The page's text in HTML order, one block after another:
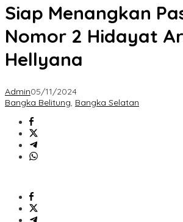
Siap Menangkan
Nomor 2 Hidayat
Hellyana
Admin05/11/2024
Bangka Belitung, Bangka Selatan